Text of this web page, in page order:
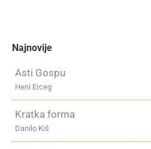
Najnovije
Asti Gospu
Heni Erceg
Kratka forma
Danilo Kiš